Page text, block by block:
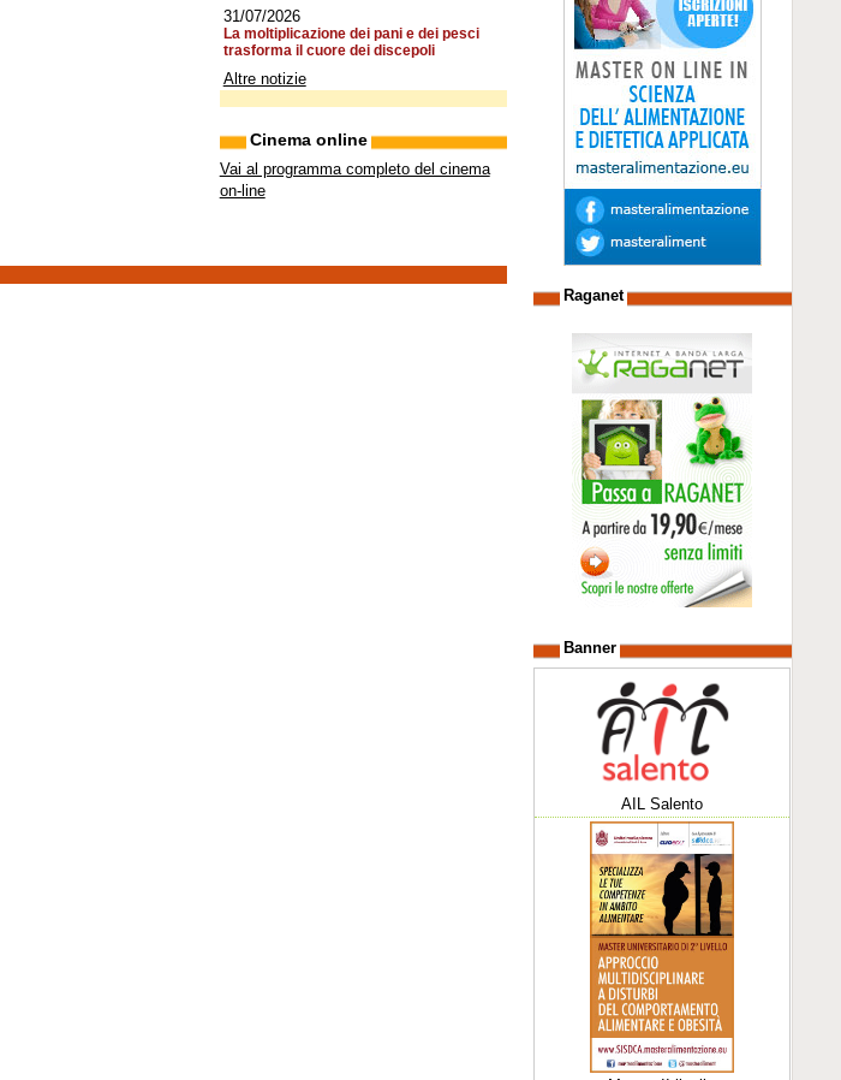
31/07/2026
La moltiplicazione dei pani e dei pesci
trasforma il cuore dei discepoli
Altre notizie
Cinema online
Vai al programma completo del cinema
on-line
Raganet
Banner
AIL Salento